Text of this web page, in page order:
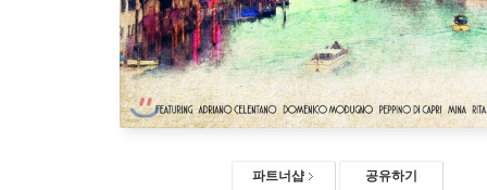
파트너샵 공유하기